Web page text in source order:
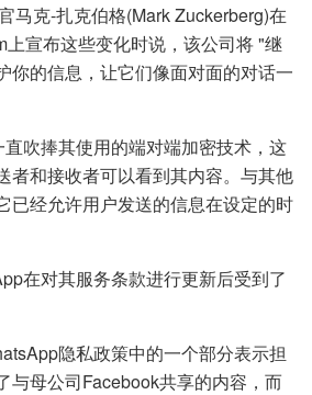
马克-扎克伯格(Mark Zuckerberg)在
上宣布这些变化时说，该公司将 "继
你的信息，让它们像面对面的对话一
吹捧其使用的端对端加密技术，这
者和接收者可以看到其内容。与其他
已经允许用户发送的信息在设定的时
在对其服务条款进行更新后受到了
隐私政策中的一个部分表示担
与母公司Facebook共享的内容，而